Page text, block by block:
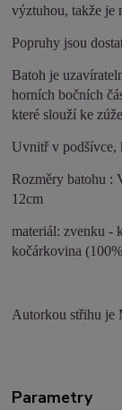
výztuhou, takže je
Popruhy jsou
Batoh je
horních bočních
které slouží ke
Uvnitř v podšívce,
Rozměry batohu :
12cm
materiál: zvenku -
kočárkovina
Autorkou střihu je
Parametry